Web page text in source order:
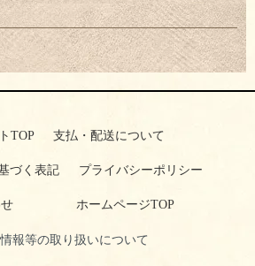
TOP 支払・配送について
づく表記 プライバシーポリシー
ホームページTOP
報等の取り扱いについて